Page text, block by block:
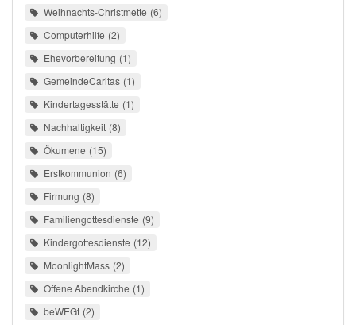
Weihnachts-Christmette 6
Computerhilfe 2
Ehevorbereitung 1
GemeindeCaritas 1
Kindertagesstätte 1
Nachhaltigkeit 8
Ökumene 15
Erstkommunion 6
Firmung 8
Familiengottesdienste 9
Kindergottesdienste 12
MoonlightMass 2
Offene Abendkirche 1
beWEGt 2